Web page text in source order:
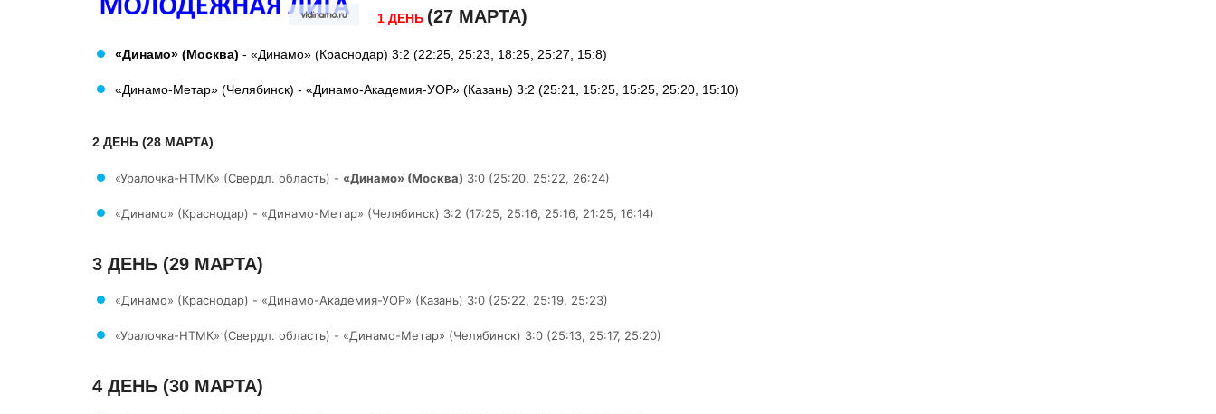
1 ДЕНЬ (27 МАРТА)
«Динамо» (Москва) - «Динамо» (Краснодар) 3:2 (22:25, 25:23, 18:25, 25:27, 15:8)
«Динамо-Метар» (Челябинск) - «Динамо-Академия-УОР» (Казань) 3:2 (25:21, 15:25, 15:25, 25:20, 15:10)
2 ДЕНЬ (28 МАРТА)
«Уралочка-НТМК» (Свердл. область) - «Динамо» (Москва) 3:0 (25:20, 25:22, 26:24)
«Динамо» (Краснодар) - «Динамо-Метар» (Челябинск) 3:2 (17:25, 25:16, 25:16, 21:25, 16:14)
3 ДЕНЬ (29 МАРТА)
«Динамо» (Краснодар) - «Динамо-Академия-УОР» (Казань) 3:0 (25:22, 25:19, 25:23)
«Уралочка-НТМК» (Свердл. область) - «Динамо-Метар» (Челябинск) 3:0 (25:13, 25:17, 25:20)
4 ДЕНЬ (30 МАРТА)